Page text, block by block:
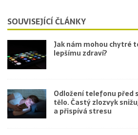
SOUVISEJÍCÍ ČLÁNKY
Jak nám mohou chytré
lepšímu zdraví?
Odložení telefonu před
tělo. Častý zlozvyk
a přispívá stresu